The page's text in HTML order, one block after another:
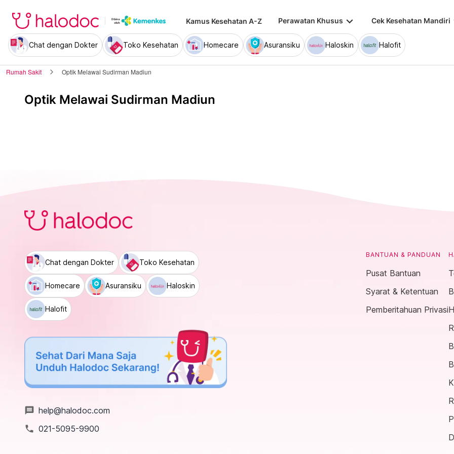
Kamus Kesehatan A-Z Perawatan Khusus keyboard_arrow_down Cek Kesehatan Mandiri
Chat dengan Dokter Toko Kesehatan Homecare Asuransiku Haloskin Halofit
Rumah Sakit Optik Melawai Sudirman Madiun
Optik Melawai Sudirman Madiun
Chat dengan Dokter Toko Kesehatan
Homecare Asuransiku Haloskin
Halofit
message help@halodoc.com
local_phone 021-5095-9900
BANTUAN & PANDUAN
Pusat Bantuan
Syarat & Ketentuan
Pemberitahuan Privasi